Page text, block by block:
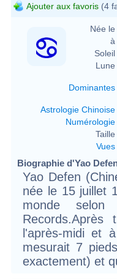
Ajouter aux favoris (4
Née le
à
Soleil
Lune
Dominantes
Astrologie Chinoise
Numérologie
Taille
Vues
Biographie d'Yao
Yao Defen
née le 15 juillet
monde
l'après-midi et
mesurait 7
exactement) et